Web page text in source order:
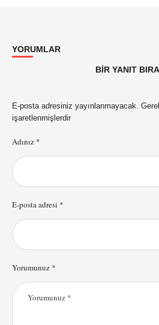
YORUMLAR
BIR YANIT
E-posta adresiniz yayınlanmayacak.
işaretlenmişlerdir
Yorumunuz *
Adınız *
E-posta adresi *